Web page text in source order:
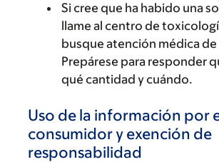
Si cree que ha habido una
llame al centro de
busque atención médica
Prepárese para responder
qué cantidad y cuándo.
Uso de la información por
consumidor y exención de
responsabilidad